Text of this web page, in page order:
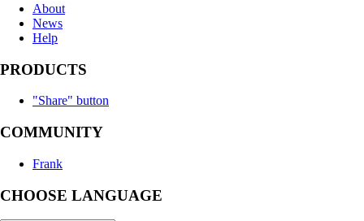
About
News
Help
PRODUCTS
"Share" button
COMMUNITY
Frank
CHOOSE LANGUAGE